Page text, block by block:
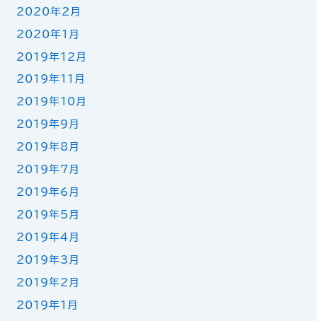
2020年2月
2020年1月
2019年12月
2019年11月
2019年10月
2019年9月
2019年8月
2019年7月
2019年6月
2019年5月
2019年4月
2019年3月
2019年2月
2019年1月